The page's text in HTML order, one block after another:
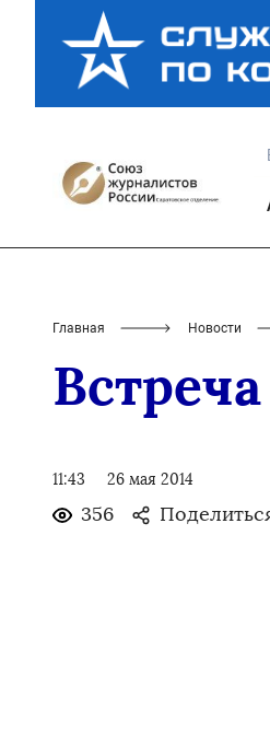
Главная Новости
11:43 26 мая 2014
356